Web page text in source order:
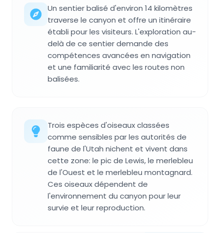
Un sentier balisé d'environ 14 kilomètres
traverse le canyon et offre un itinéraire
établi pour les visiteurs. L'exploration au-
delà de ce sentier demande des
compétences avancées en navigation
et une familiarité avec les routes non
balisées.
Trois espèces d'oiseaux classées
comme sensibles par les autorités de
faune de l'Utah nichent et vivent dans
cette zone: le pic de Lewis, le merlebleu
de l'Ouest et le merlebleu montagnard.
Ces oiseaux dépendent de
l'environnement du canyon pour leur
survie et leur reproduction.